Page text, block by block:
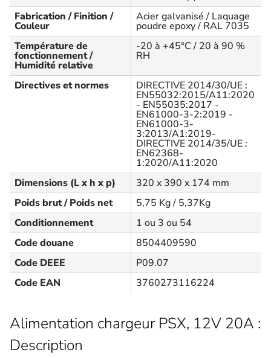
Fabrication / Finition /
Couleur
Acier galvanisé / Laquage
poudre epoxy / RAL 7035
Température de
fonctionnement /
Humidité relative
-20 à +45°C / 20 à 90 %
RH
Directives et normes DIRECTIVE 2014/30/UE :
EN55032:2015/A11:2020
- EN55035:2017 -
EN61000-3-2:2019 -
EN61000-3-
3:2013/A1:2019-
DIRECTIVE 2014/35/UE :
EN62368-
1:2020/A11:2020
Dimensions (L x h x p)
320 x 390 x 174 mm
Poids brut / Poids net
5,75 Kg / 5,37Kg
Conditionnement
1 ou 3 ou 54
Code douane
8504409590
Code DEEE
P09.07
Code EAN
3760273116224
Alimentation chargeur PSX, 12V 20A :
Description